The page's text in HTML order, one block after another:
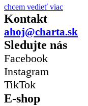
chcem vedieť viac
Kontakt
ahoj@charta.sk
Sledujte nás
Facebook
Instagram
TikTok
E-shop